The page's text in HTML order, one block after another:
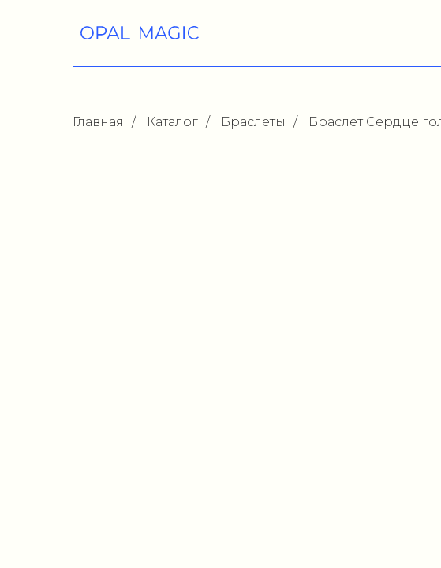
Главная / Каталог / Браслеты / Браслет Сердце